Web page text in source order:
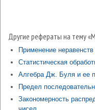
Другие рефераты на тему
Применение
Статистическая
Алгебра Дж. Буля и ее
Предел
Закономерность